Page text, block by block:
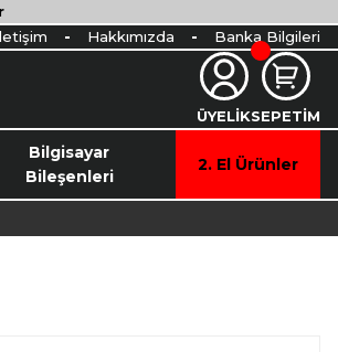
Hakkımızda Banka Bilgileri
ÜYELİKSEPETİM
Bilgisayar
Bileşenleri
2. El Ürünler